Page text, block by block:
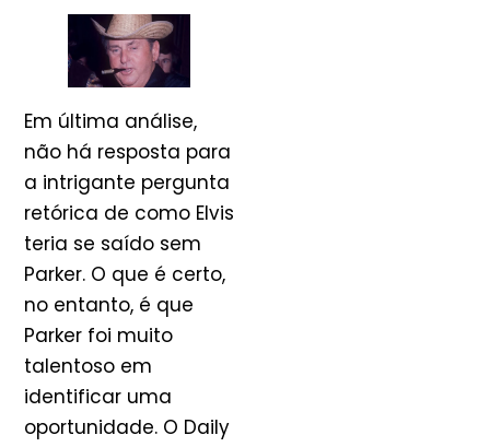
Em última análise,
não há resposta para
a intrigante pergunta
retórica de como Elvis
teria se saído sem
Parker. O que é certo,
no entanto, é que
Parker foi muito
talentoso em
identificar uma
oportunidade. O Daily